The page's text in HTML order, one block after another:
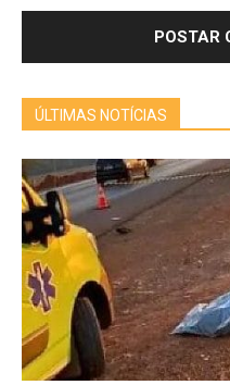
ÚLTIMAS NOTÍCIAS